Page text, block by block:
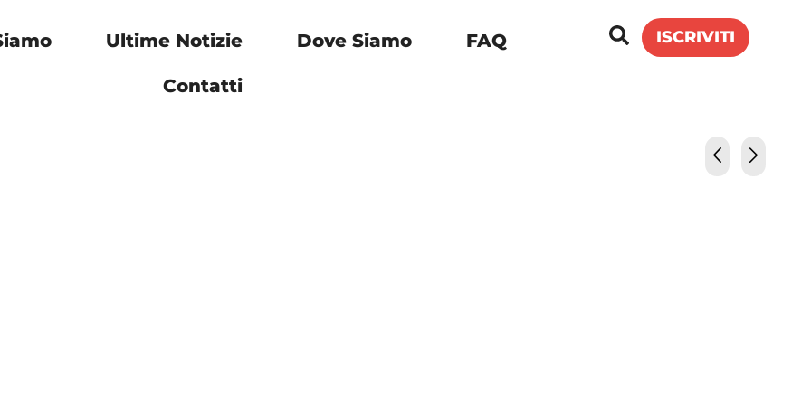
Ultime Notizie Dove Siamo FAQ
Contatti
ISCRIVITI